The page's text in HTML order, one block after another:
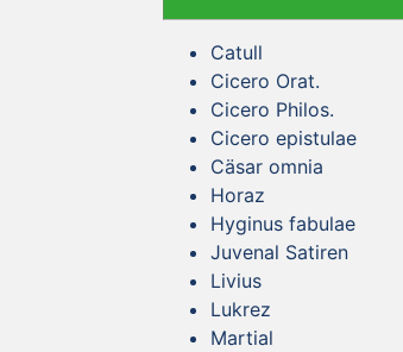
Catull
Cicero Orat.
Cicero Philos.
Cicero epistulae
Cäsar omnia
Horaz
Hyginus fabulae
Juvenal Satiren
Livius
Lukrez
Martial